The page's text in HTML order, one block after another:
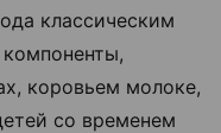
классическим
коровьем молоке,
со временем